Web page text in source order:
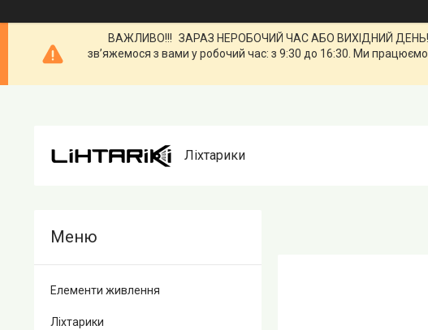
ВАЖЛИВО!!! ЗАРАЗ НЕРОБОЧИЙ ЧАС АБО ВИХІДНИЙ ДЕНЬ!
зв’яжемося з вами у робочий час: з 9:30 до 16:30. Ми
Ліхтарики
Елементи живлення
Ліхтарики